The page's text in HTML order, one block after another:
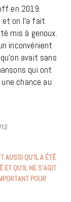
en 2019.
on l’a fait
mis à genoux.
inconvénient
avait sans
qui ont
chance au
AUSSI QU’IL A ÉTÉ
QU’IL NE S’AGIT
POUR